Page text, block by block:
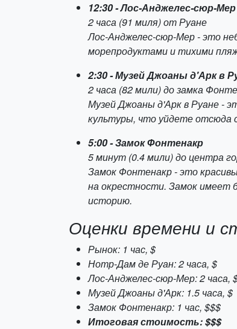
12:30 - Лос-Анджелес-сюр-Мер
2 часа (91 миля) от Руане
Лос-Анджелес-сюр-Мер - это
морепродуктами и тихими
2:30 - Музей Джоаны д'Арк в
2 часа (82 мили) до замка
Музей Джоаны д'Арк в Руане -
культуры, что уйдете отсюда
5:00 - Замок Фонтенакр
5 минут (0.4 мили) до центра
Замок Фонтенакр - это
на окрестности. Замок имеет
историю.
Оценки времени и
Рынок: 1 час, $
Нотр-Дам де Руан: 2 часа, $
Лос-Анджелес-сюр-Мер: 2 часа,
Музей Джоаны д'Арк: 1.5 часа, $
Замок Фонтенакр: 1 час, $$$
Итоговая стоимость: $$$